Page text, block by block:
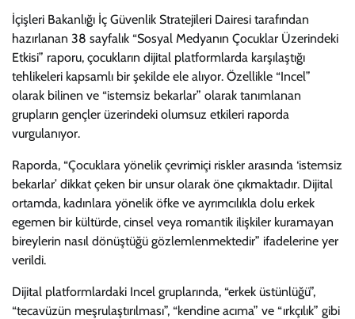
İçişleri Bakanlığı İç Güvenlik Stratejileri Dairesi tarafından
hazırlanan 38 sayfalık “Sosyal Medyanın Çocuklar Üzerindeki
Etkisi” raporu, çocukların dijital platformlarda karşılaştığı
tehlikeleri kapsamlı bir şekilde ele alıyor. Özellikle “Incel”
olarak bilinen ve “istemsiz bekarlar” olarak tanımlanan
grupların gençler üzerindeki olumsuz etkileri raporda
vurgulanıyor.
Raporda, “Çocuklara yönelik çevrimiçi riskler arasında ‘istemsiz
bekarlar’ dikkat çeken bir unsur olarak öne çıkmaktadır. Dijital
ortamda, kadınlara yönelik öfke ve ayrımcılıkla dolu erkek
egemen bir kültürde, cinsel veya romantik ilişkiler kuramayan
bireylerin nasıl dönüştüğü gözlemlenmektedir” ifadelerine yer
verildi.
Dijital platformlardaki Incel gruplarında, “erkek üstünlüğü”,
“tecavüzün meşrulaştırılması”, “kendine acıma” ve “ırkçılık” gibi